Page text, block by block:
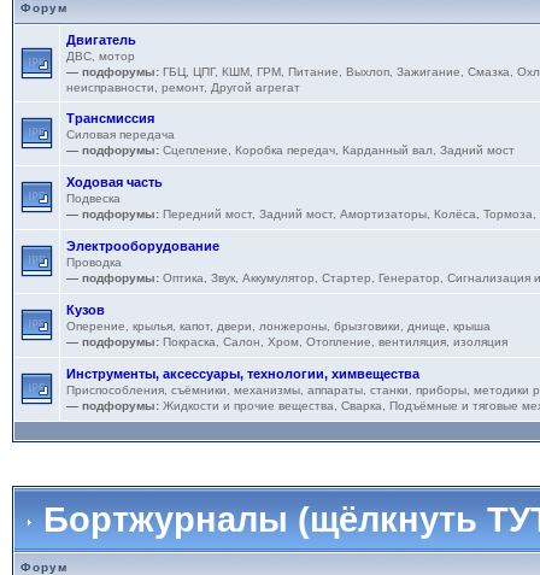
Форум
Двигатель
ДВС, мотор
— подфорумы: ГБЦ, ЦПГ, КШМ, ГРМ, Питание Выхлоп, Зажигание Смазка
неисправности, ремонт, Другой агрегат
Трансмиссия
Силовая передача
— подфорумы: Сцепление Коробка передач, Карданный вал Задний мост
Ходовая часть
Подвеска
— подфорумы: Передний мост, Задний мост, Амортизаторы, Колёса Тормоза
Электрооборудование
Проводка
— подфорумы: Оптика Звук, Аккумулятор Стартер Генератор Сигнализация
Кузов
Оперение, крылья, капот, двери, лонжероны, брызговики, днище, крыша
— подфорумы: Покраска Салон Хром, Отопление, вентиляция, изоляция
Инструменты, аксессуары, технологии, химвещества
Приспособления, съёмники, механизмы, аппараты, станки, приборы, методики
— подфорумы: Жидкости и прочие вещества Сварка Подъёмные и тяговые
Бортжурналы (щёлкнуть
Форум